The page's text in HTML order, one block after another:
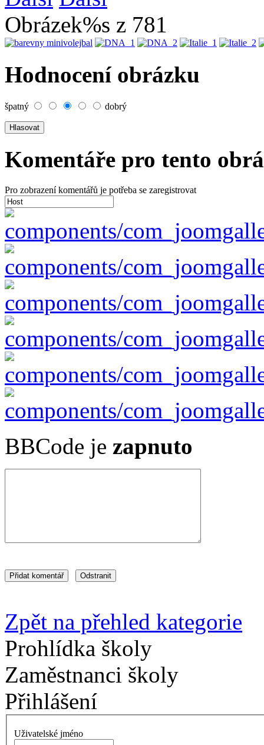
Obrázek%s z 781
Hodnocení obrázku
špatný dobrý
Komentáře pro tento
Pro zobrazení komentářů je potřeba se zaregistrovat
BBCode je zapnuto
Zpět na přehled kategorie
Prohlídka školy
Zaměstnanci školy
Přihlášení
Uživatelské jméno